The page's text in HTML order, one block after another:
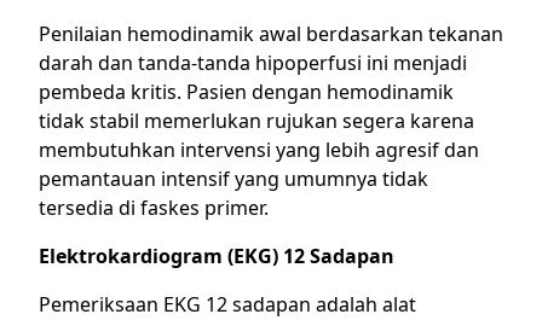
Penilaian hemodinamik awal berdasarkan tekanan
darah dan tanda-tanda hipoperfusi ini menjadi
pembeda kritis. Pasien dengan hemodinamik
tidak stabil memerlukan rujukan segera karena
membutuhkan intervensi yang lebih agresif dan
pemantauan intensif yang umumnya tidak
tersedia di faskes primer.
Elektrokardiogram (EKG) 12 Sadapan
Pemeriksaan EKG 12 sadapan adalah alat